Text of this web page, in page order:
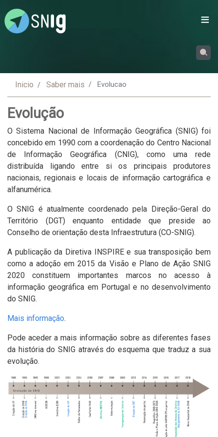
Inicio Saber mais Evolucao
Evolução
O Sistema Nacional de Informação Geográfica (SNIG) foi
concebido em 1990 com a coordenação do Centro Nacional
de Informação Geográfica (CNIG), como uma rede
distribuída ligando entre si os principais produtores
nacionais, regionais e locais de informação cartográfica e
alfanumérica.
O SNIG é atualmente coordenado pela Direção-Geral do
Território (DGT) enquanto entidade que preside ao
Conselho de orientação desta Infraestrutura (CO-SNIG).
A publicação da Diretiva INSPIRE e sua transposição bem
como a adoção em 2015 da Visão e Plano de Ação SNIG
2020 constituem importantes marcos no acesso à
informação geográfica em Portugal e no desenvolvimento
do SNIG.
Mais informação.
Pode aceder a mais informação sobre as diferentes fases
da história do SNIG através do esquema que traduz a sua
evolução.